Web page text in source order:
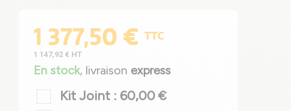
1 377,50 € TTC
1 147,92 € HT
En stock, livraison express
Kit Joint : 60,00 €